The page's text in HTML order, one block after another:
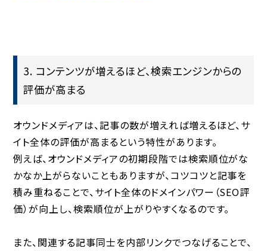
3. コンテンツが増えるほど、検索エンジンからの
評価が高まる
オウンドメディアは、記事の数が増えれば増えるほど、サ
イト全体の評価が高まるという特性があります。
例えば、オウンドメディアの初期段階では検索順位がな
かなか上がらないこともありますが、コツコツと記事を
積み重ねることで、サイト全体のドメインパワー（SEO評
価）が向上し、検索順位が上がりやすくなるのです。
また、関連する記事同士を内部リンクでつなげることで、